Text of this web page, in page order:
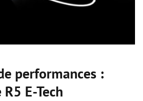
performances :
E-Tech